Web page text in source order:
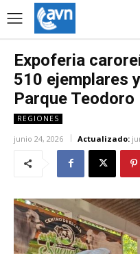
Expoferia
510 ejemplares
Parque Teodoro
REGIONES
junio 24, 2026 Actualizado: